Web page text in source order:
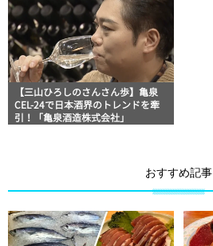
【三山ひろしのさんさん歩】亀泉
CEL-24で日本酒界のトレンドを牽
引！「亀泉酒造株式会社」
おすすめ記事